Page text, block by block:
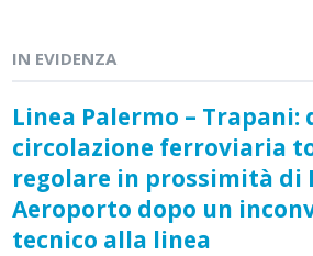
IN EVIDENZA
Linea Palermo – Trapani:
circolazione ferroviaria
regolare in prossimità di
Aeroporto dopo un
tecnico alla linea